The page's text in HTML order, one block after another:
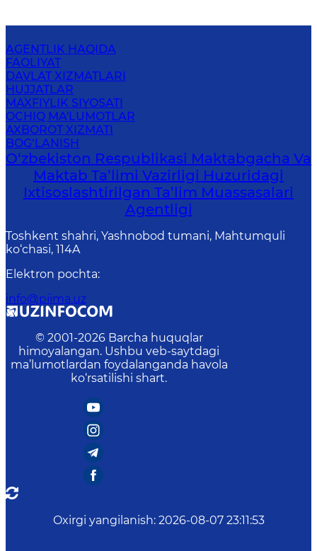
AGENTLIK HAQIDA
FAOLIYAT
DAVLAT XIZMATLARI
HUJJATLAR
MAXFIYLIK SIYOSATI
OCHIQ MA'LUMOTLAR
AXBOROT XIZMATI
BOG‘LANISH
O‘zbekiston Respublikasi Maktabgacha Va
Maktab Ta’limi Vazirligi Huzuridagi
Ixtisoslashtirilgan Ta’lim Muassasalari
Agentligi
Toshkent shahri, Yashnobod tumani, Mahtumquli
ko‘chasi, 114A
Elektron pochta:
info@piima.uz
© 2001-2026 Barcha huquqlar
himoyalangan. Ushbu veb-saytdagi
ma’lumotlardan foydalanganda havola
ko‘rsatilishi shart.
Oxirgi yangilanish: 2026-08-07 23:11:53